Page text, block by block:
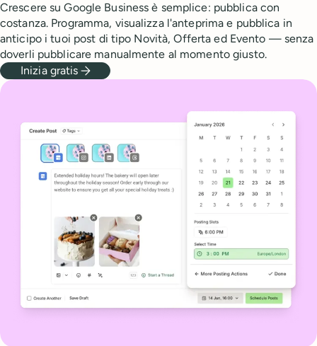
Crescere su Google Business è semplice: pubblica con
costanza. Programma, visualizza l'anteprima e pubblica in
anticipo i tuoi post di tipo Novità, Offerta ed Evento — senza
doverli pubblicare manualmente al momento giusto.
Inizia gratis